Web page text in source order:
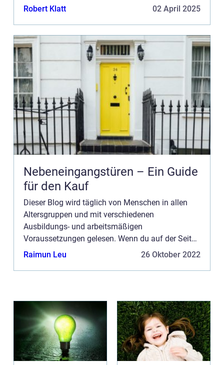
werben möchtest, haben wir mehrere
Robert Klatt 02 April 2025
Nebeneingangstüren – Ein Guide
für den Kauf
Dieser Blog wird täglich von Menschen in allen
Altersgruppen und mit verschiedenen
Ausbildungs- und arbeitsmäßigen
Voraussetzungen gelesen. Wenn du auf der Seite
werben möchtest, haben wir mehrere
Raimun Leu 26 Oktober 2022